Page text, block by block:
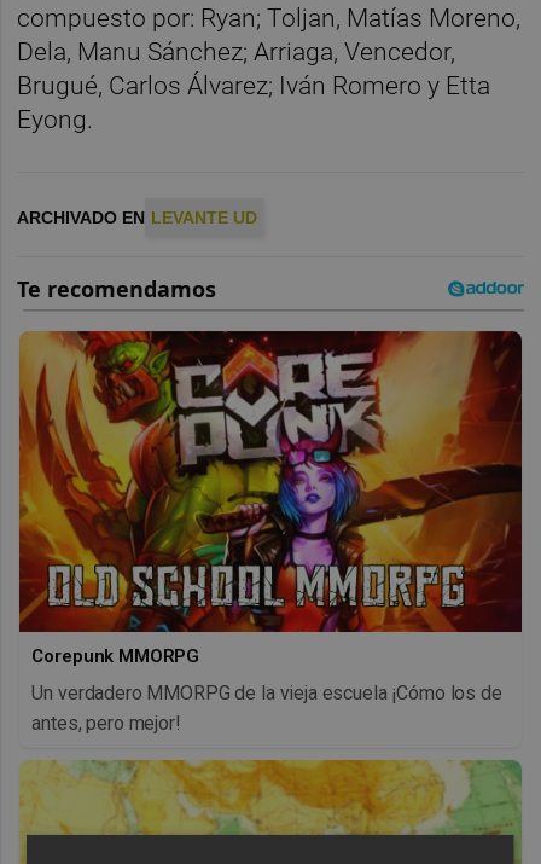
compuesto por: Ryan; Toljan, Matías Moreno,
Dela, Manu Sánchez; Arriaga, Vencedor,
Brugué, Carlos Álvarez; Iván Romero y Etta
Eyong.
ARCHIVADO EN LEVANTE UD
Corepunk MMORPG
Un verdadero MMORPG de la vieja escuela ¡Cómo los de
antes, pero mejor!